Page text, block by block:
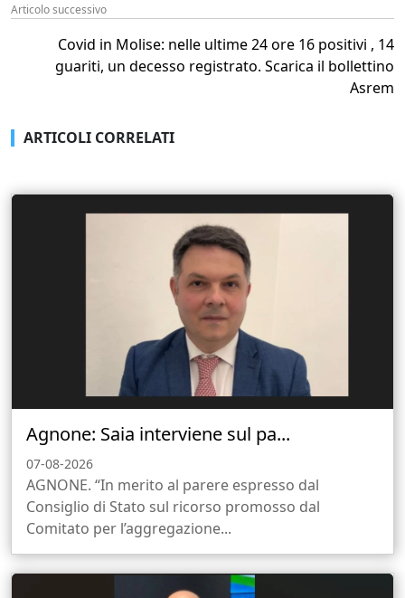
Articolo successivo
Covid in Molise: nelle ultime 24 ore 16 positivi , 14
guariti, un decesso registrato. Scarica il bollettino
Asrem
ARTICOLI CORRELATI
Agnone: Saia interviene sul pa...
07-08-2026
AGNONE. “In merito al parere espresso dal
Consiglio di Stato sul ricorso promosso dal
Comitato per l’aggregazione...